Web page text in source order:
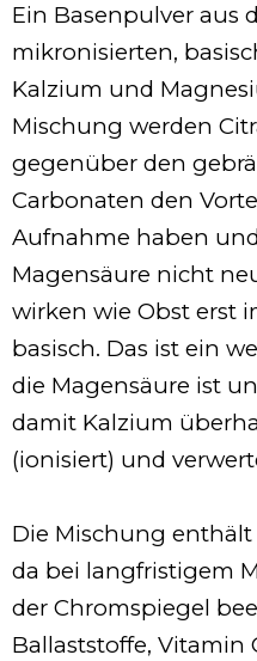
Ein Basenpulver aus
mikronisierten,
Kalzium und
Mischung werden
gegenüber den
Carbonaten den
Aufnahme haben
Magensäure nicht
wirken wie Obst erst
basisch. Das ist ein
die Magensäure ist
damit Kalzium
(ionisiert) und
Die Mischung
da bei langfristigem
der Chromspiegel
Ballaststoffe, Vitamin